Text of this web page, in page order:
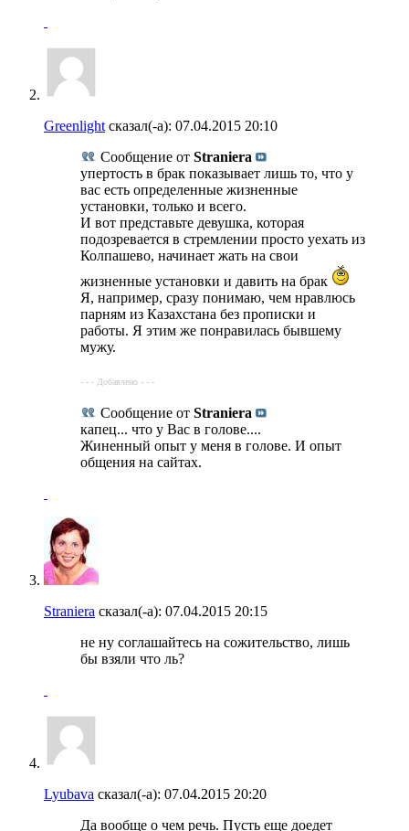
Greenlight сказал(-а): 07.04.2015 20:10
Сообщение от Straniera
упертость в брак показывает лишь то, что у
вас есть определенные жизненные
установки, только и всего.
И вот представьте девушка, которая
подозревается в стремлении просто уехать из
Колпашево, начинает жать на свои
жизненные установки и давить на брак
Я, например, сразу понимаю, чем нравлюсь
парням из Казахстана без прописки и
работы. Я этим же понравилась бывшему
мужу.
- - - Добавлено - - -
Сообщение от Straniera
капец... что у Вас в голове....
Жиненный опыт у меня в голове. И опыт
общения на сайтах.
Straniera сказал(-а): 07.04.2015 20:15
не ну соглашайтесь на сожительство, лишь
бы взяли что ль?
Lyubava сказал(-а): 07.04.2015 20:20
Да вообще о чем речь. Пусть еще доедет